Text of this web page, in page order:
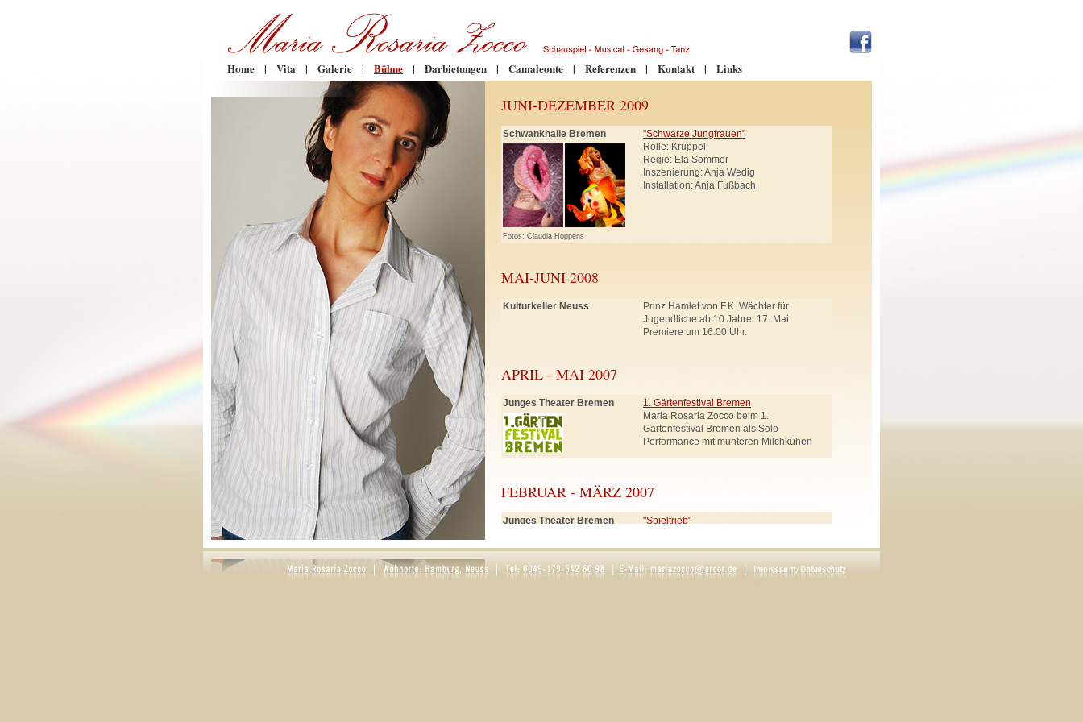
Home | Vita | Galerie | Bühne | Darbietungen | Camaleonte | Referenzen | Kontakt | Links
JUNI-DEZEMBER 2009
Schwankhalle Bremen
Fotos: Claudia Hoppens
"Schwarze Jungfrauen"
Rolle: Krüppel
Regie: Ela Sommer
Inszenierung: Anja Wedig
Installation: Anja Fußbach
MAI-JUNI 2008
Kulturkeller Neuss
Prinz Hamlet von F.K. Wächter für
Jugendliche ab 10 Jahre. 17. Mai
Premiere um 16:00 Uhr.
APRIL - MAI 2007
Junges Theater Bremen
1. Gärtenfestival Bremen
Maria Rosaria Zocco beim 1.
Gärtenfestival Bremen als Solo
Performance mit munteren Milchkühen
FEBRUAR - MÄRZ 2007
Junges Theater Bremen
"Spieltrieb"
Schneewittchen, Regie: Carsten Werner